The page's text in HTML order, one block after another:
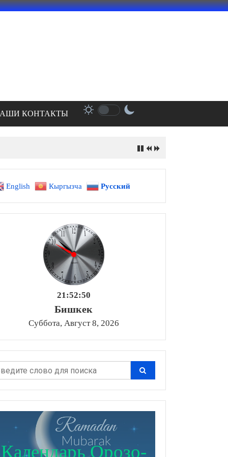
КОНТАКТЫ
English Кыргызча Русский
21:52:52
Бишкек
Суббота, Август 8, 2026
Календарь Орозо-